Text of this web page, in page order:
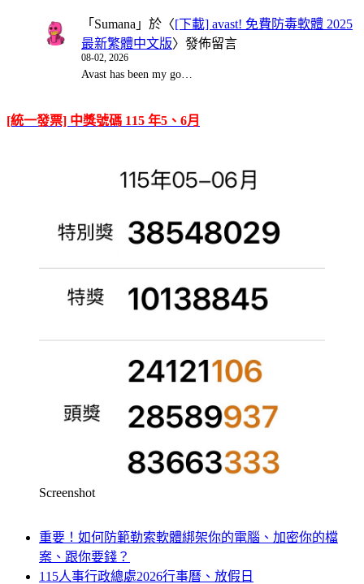
「 Sumana 」於〈[下載] avast! 免費防毒軟體 2025
最新繁體中文版〉發佈留言
08-02, 2026
Avast has been my go…
[統一發票] 中獎號碼 115 年5、6月
Screenshot
重要！如何防範勒索軟體綁架你的電腦、加密你的檔
案、跟你要錢？
115人事行政總處2026行事曆、放假日